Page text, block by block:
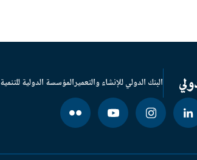
البنك الدولي للإنشاء والتعميرالمؤسسة الدولية للتنمية